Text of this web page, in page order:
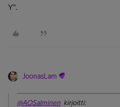
Y".
JoonasLam
@AOSalminen kirjoitti: